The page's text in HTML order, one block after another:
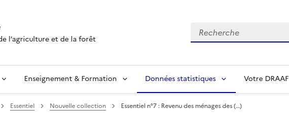
l’agriculture et de la forêt
Recherche
Enseignement & Formation Données statistiques Votre DRAAF
Essentiel Nouvelle collection Essentiel n°7 : Revenu des ménages des (…)